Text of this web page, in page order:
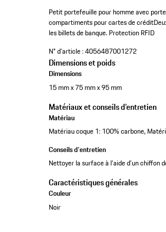
Petit portefeuille pour homme avec
compartiments pour cartes de crédit
les billets de banque. Protection RFID
N° d'article :4056487001272
Dimensions et poids
Dimensions
15 mm x 75 mm x 95 mm
Matériaux et conseils d'entretien
Matériau
Matériau coque 1: 100% carbone,
Conseils d'entretien
Nettoyer la surface à l'aide d'un chiffon
Caractéristiques générales
Couleur
Noir